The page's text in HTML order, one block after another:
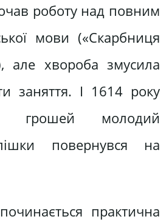
роботу над повним
мови («Скарбниця
але хвороба змусила
заняття. І 1614 року
грошей молодий
повернувся на
практична